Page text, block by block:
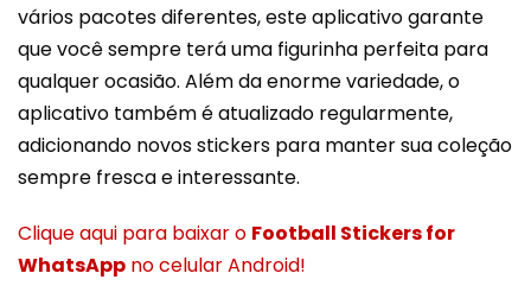
vários pacotes diferentes, este aplicativo garante
que você sempre terá uma figurinha perfeita para
qualquer ocasião. Além da enorme variedade, o
aplicativo também é atualizado regularmente,
adicionando novos stickers para manter sua coleção
sempre fresca e interessante.
Clique aqui para baixar o Football Stickers for
WhatsApp no celular Android!